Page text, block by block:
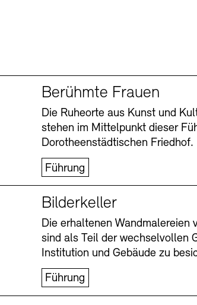
Berühmte Frauen
Die Ruheorte aus Kunst und
stehen im Mittelpunkt dieser
Dorotheenstädtischen Friedhof.
Führung
Bilderkeller
Die erhaltenen Wandmalereien
sind als Teil der wechselvollen
Institution und Gebäude zu
Führung